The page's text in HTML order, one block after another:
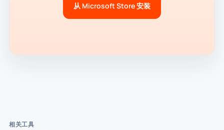
从 Microsoft Store 安装
相关工具